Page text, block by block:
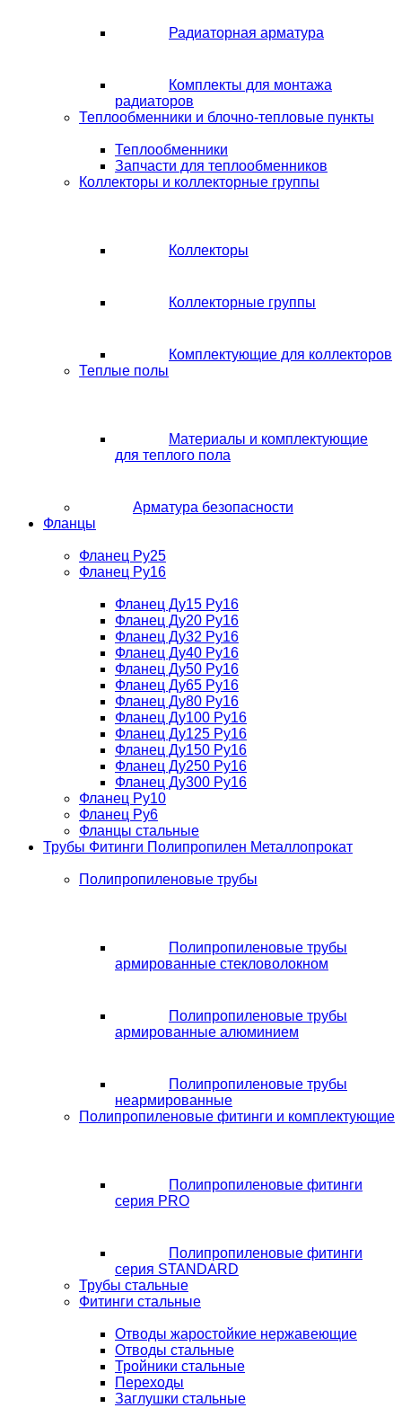
Радиаторная арматура
Комплекты для монтажа
радиаторов
Теплообменники и блочно-тепловые пункты
Теплообменники
Запчасти для теплообменников
Коллекторы и коллекторные группы
Коллекторы
Коллекторные группы
Комплектующие для коллекторов
Теплые полы
Материалы и комплектующие
для теплого пола
Арматура безопасности
Фланцы
Фланец Ру25
Фланец Ру16
Фланец Ду15 Ру16
Фланец Ду20 Ру16
Фланец Ду32 Ру16
Фланец Ду40 Ру16
Фланец Ду50 Ру16
Фланец Ду65 Ру16
Фланец Ду80 Ру16
Фланец Ду100 Ру16
Фланец Ду125 Ру16
Фланец Ду150 Ру16
Фланец Ду250 Ру16
Фланец Ду300 Ру16
Фланец Ру10
Фланец Ру6
Фланцы стальные
Трубы Фитинги Полипропилен Металлопрокат
Полипропиленовые трубы
Полипропиленовые трубы
армированные стекловолокном
Полипропиленовые трубы
армированные алюминием
Полипропиленовые трубы
неармированные
Полипропиленовые фитинги и комплектующие
Полипропиленовые фитинги
серия PRO
Полипропиленовые фитинги
серия STANDARD
Трубы стальные
Фитинги стальные
Отводы жаростойкие нержавеющие
Отводы стальные
Тройники стальные
Переходы
Заглушки стальные